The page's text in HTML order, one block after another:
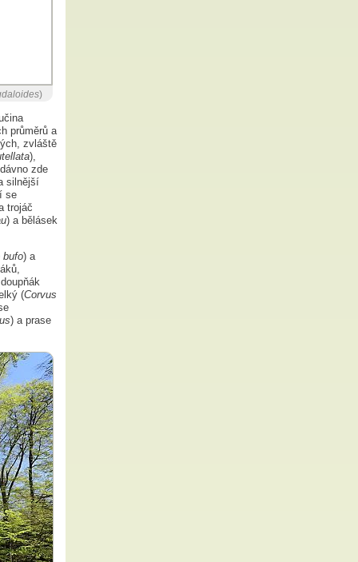
)
průměrů a
zvláště
),
zde
silnější
se
trojáč
) a bělásek
bufo) a
(Corvus
) a prase